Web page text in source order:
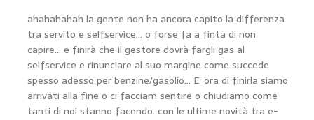
ahahahahah la gente non ha ancora capito la differenza
tra servito e selfservice… o forse fa a finta di non
capire… e finirà che il gestore dovrà fargli gas al
selfservice e rinunciare al suo margine come succede
spesso adesso per benzine/gasolio… E’ ora di finirla siamo
arrivati alla fine o ci facciam sentire o chiudiamo come
tanti di noi stanno facendo. con le ultime novità tra e-